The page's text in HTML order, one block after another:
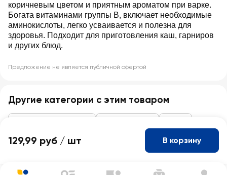
коричневым цветом и приятным ароматом при варке.
Богата витаминами группы В, включает необходимые
аминокислоты, легко усваивается и полезна для
здоровья. Подходит для приготовления каш, гарниров
и других блюд.
Предложение не является публичной офертой
Другие категории с этим товаром
129,99 руб / шт В корзину